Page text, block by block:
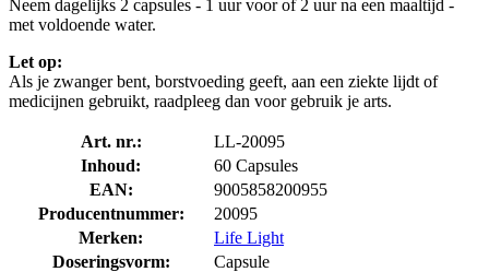
Neem dagelijks 2 capsules - 1 uur voor of 2 uur na een maaltijd -
met voldoende water.
Let op:
Als je zwanger bent, borstvoeding geeft, aan een ziekte lijdt of
medicijnen gebruikt, raadpleeg dan voor gebruik je arts.
Art. nr.:
LL-20095
Inhoud:
60 Capsules
EAN:
9005858200955
Producentnummer:
20095
Merken:
Life Light
Doseringsvorm:
Capsule